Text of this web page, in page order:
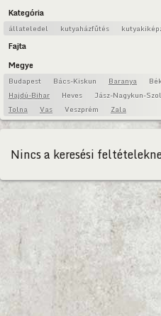
Kategória
állateledel kutyaházfűtés
Fajta
Megye
Budapest Bács-Kiskun Baranya
Hajdú-Bihar
Heves Jász-Nagykun-
Tolna
Vas Veszprém Zala
Nincs a keresési